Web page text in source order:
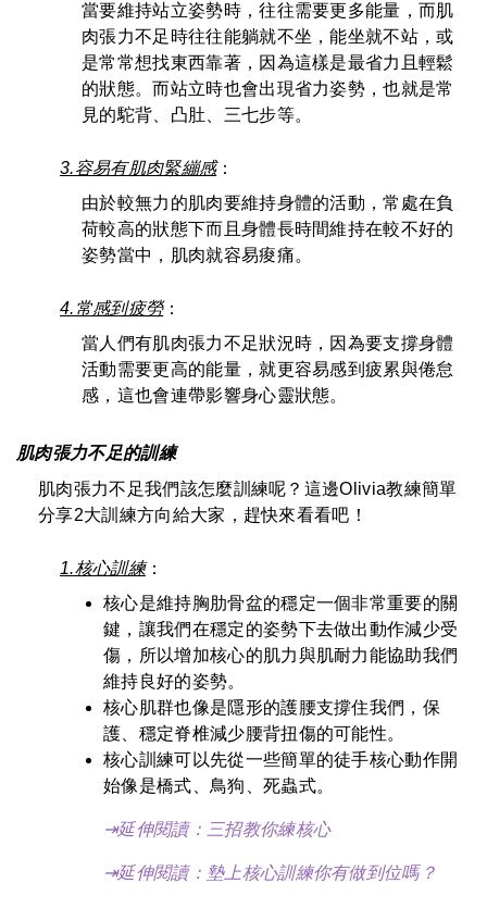
當要維持站立姿勢時，往往需要更多能量，而肌
肉張力不足時往往能躺就不坐，能坐就不站，或
是常常想找東西靠著，因為這樣是最省力且輕鬆
的狀態。而站立時也會出現省力姿勢，也就是常
見的駝背、凸肚、三七步等。
3.容易有肌肉緊繃感：
由於較無力的肌肉要維持身體的活動，常處在負
荷較高的狀態下而且身體長時間維持在較不好的
姿勢當中，肌肉就容易痠痛。
4.常感到疲勞：
當人們有肌肉張力不足狀況時，因為要支撐身體
活動需要更高的能量，就更容易感到疲累與倦怠
感，這也會連帶影響身心靈狀態。
肌肉張力不足的訓練
肌肉張力不足我們該怎麼訓練呢？這邊Olivia教練簡單
分享2大訓練方向給大家，趕快來看看吧！
1.核心訓練：
核心是維持胸肋骨盆的穩定一個非常重要的關
鍵，讓我們在穩定的姿勢下去做出動作減少受
傷，所以增加核心的肌力與肌耐力能協助我們
維持良好的姿勢。
核心肌群也像是隱形的護腰支撐住我們，保
護、穩定脊椎減少腰背扭傷的可能性。
核心訓練可以先從一些簡單的徒手核心動作開
始像是橋式、鳥狗、死蟲式。
⇥延伸閱讀： 三招教你練核心
⇥延伸閱讀： 墊上核心訓練你有做到位嗎？